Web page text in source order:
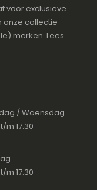
voor exclusieve
onze collectie
merken. Lees
/ Woensdag
m 17:30
m 17:30